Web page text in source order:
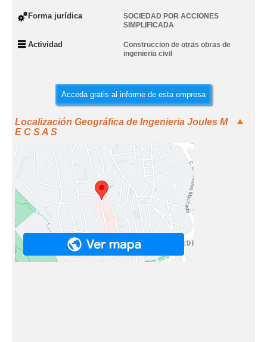
Forma jurídica
SOCIEDAD POR ACCIONES
SIMPLIFICADA
Actividad
Construccion de otras obras de
ingenieria civil
Acceda gratis al informe de esta empresa
Localización Geográfica de Ingenieria Joules M
E C S A S